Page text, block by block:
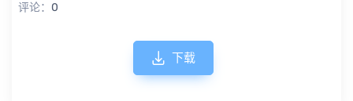
评论： 0
下载